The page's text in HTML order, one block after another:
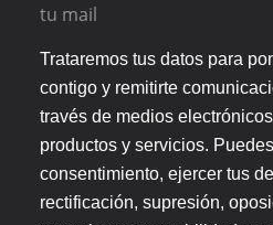
tu mail
Trataremos tus datos para
contigo y remitirte
través de medios
productos y servicios.
consentimiento, ejercer tus
rectificación, supresión,